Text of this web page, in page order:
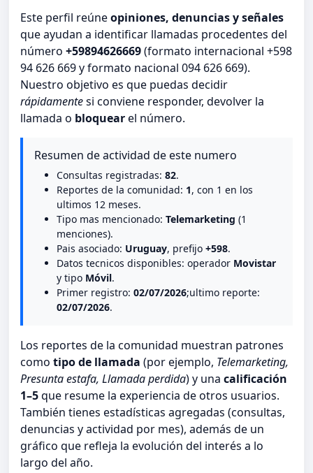
Este perfil reúneopiniones, denuncias y señales
que ayudan a identificar llamadas procedentes del
número +59894626669(formato internacional +598
94 626 669 y formato nacional 094 626 669).
Nuestro objetivo es que puedas decidir
rápidamentesi conviene responder, devolver la
llamada o bloquearel número.
Resumen de actividad de este numero
Consultas registradas: 82.
Reportes de la comunidad: 1, con 1 en los
ultimos 12 meses.
Tipo mas mencionado: Telemarketing (1
menciones).
Pais asociado: Uruguay, prefijo +598.
Datos tecnicos disponibles: operador Movistar
y tipo Móvil.
Primer registro: 02/07/2026;ultimo reporte:
02/07/2026.
Los reportes de la comunidad muestran patrones
como tipo de llamada (por ejemplo, Telemarketing,
Presunta estafa, Llamada perdida) y una calificación
1–5que resume la experiencia de otros usuarios.
También tienes estadísticas agregadas (consultas,
denuncias y actividad por mes), además de un
gráfico que refleja la evolución del interés a lo
largo del año.